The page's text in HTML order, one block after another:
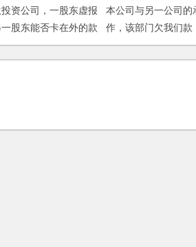
资公司，一股东虚报
股东能否卡在外的款
身权益？
本公司与另一公司的
作，该部门欠我们款
搪，如何要回款项？